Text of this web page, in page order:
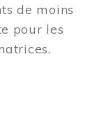
de moins
pour les